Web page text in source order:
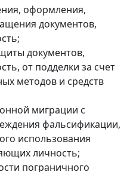
оформления,
документов,
документов,
от подделки за счет
методов и средств
миграции с
фальсификации,
использования
личность;
пограничного